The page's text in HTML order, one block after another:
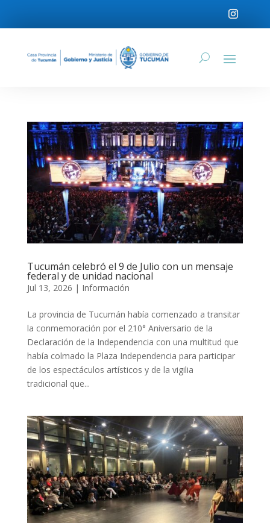
Tucumán celebró el 9 de Julio con un mensaje
federal y de unidad nacional
Jul 13, 2026 | Información
La provincia de Tucumán había comenzado a transitar
la conmemoración por el 210° Aniversario de la
Declaración de la Independencia con una multitud que
había colmado la Plaza Independencia para participar
de los espectáculos artísticos y de la vigilia
tradicional que...